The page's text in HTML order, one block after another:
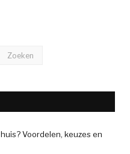
Voordelen, keuzes en